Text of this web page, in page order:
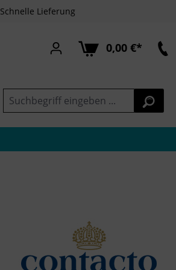
Schnelle Lieferung
0,00 €*